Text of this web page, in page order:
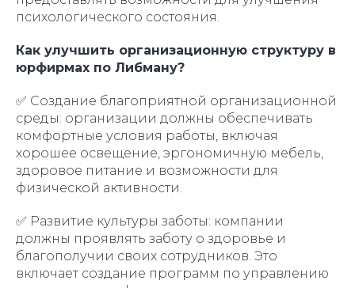
психологического состояния.
Как улучшить организационную структуру в
юрфирмах по Либману?
✅ Создание благоприятной организационной
среды: организации должны обеспечивать
комфортные условия работы, включая
хорошее освещение, эргономичную мебель,
здоровое питание и возможности для
физической активности.
✅ Развитие культуры заботы: компании
должны проявлять заботу о здоровье и
благополучии своих сотрудников. Это
включает создание программ по управлению